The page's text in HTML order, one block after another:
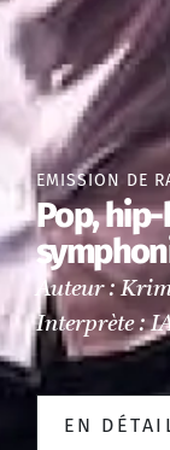
EMISSION DE
Pop,
Auteur :
Interprète :
EN